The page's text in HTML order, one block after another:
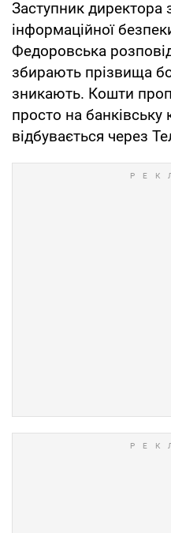
Заступник директора
інформаційної
Федоровська
збирають прізвища
зникають. Кошти
просто на банківську
відбувається через